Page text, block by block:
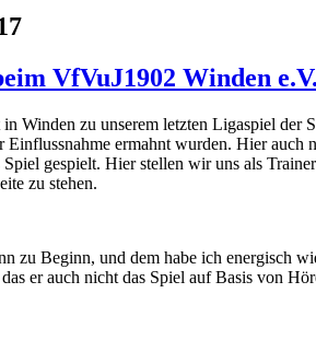
VfVuJ1902 Winden e.V.
Winden zu unserem letzten Ligaspiel der
Einflussnahme ermahnt wurden. Hier
Spiel gespielt. Hier stellen wir uns als
zu stehen.
zu Beginn, und dem habe ich energisch
er auch nicht das Spiel auf Basis von